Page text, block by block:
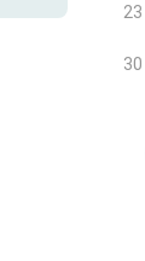
23
30